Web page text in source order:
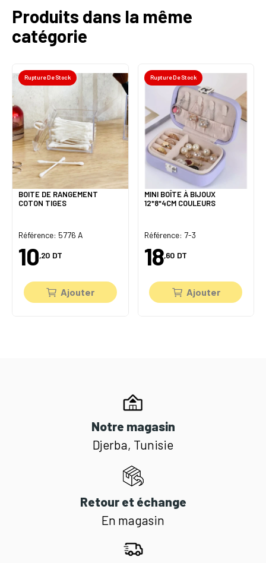
Produits dans la même
catégorie
Rupture De Stock
BOITE DE RANGEMENT
COTON TIGES
Référence: 5776 A
10,20 DT
Ajouter
Rupture De Stock
MINI BOÎTE À BIJOUX
12*8*4CM COULEURS
Référence: 7-3
18,60 DT
Ajouter
Notre magasin
Djerba, Tunisie
Retour et échange
En magasin